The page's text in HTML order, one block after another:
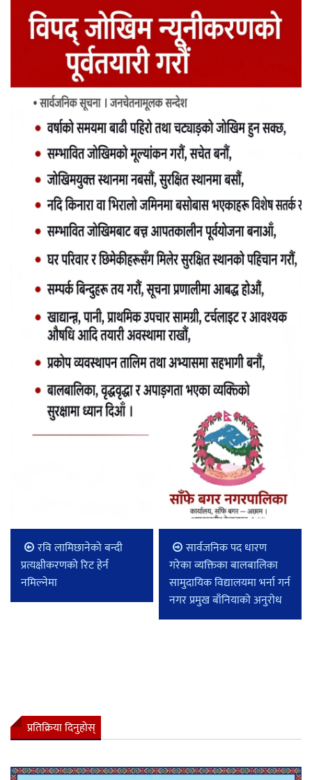
रवि लामिछानेको बन्दी
प्रत्यक्षीकरणको रिट हेर्न
नमिल्नेमा
सार्वजनिक पद धारण
गरेका व्यक्तिका बालबालिका
सामुदायिक विद्यालयमा भर्ना गर्न
नगर प्रमुख बाँनियाकाे अनुराेध
प्रतिक्रिया दिनुहोस्